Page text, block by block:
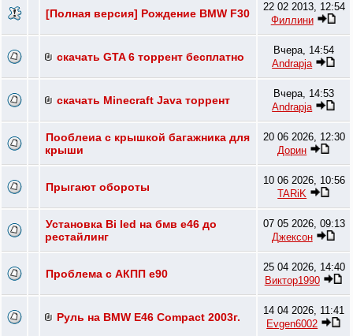
[Полная версия] Рождение BMW F30
22 02 2013, 12:54
Филлини
скачать GTA 6 торрент бесплатно
Вчера, 14:54
Andrapja
скачать Minecraft Java торрент
Вчера, 14:53
Andrapja
Пооблеиа с крышкой багажника для
крыши
20 06 2026, 12:30
Дорин
Прыгают обороты
10 06 2026, 10:56
TARiK
Установка Bi led на бмв е46 до
рестайлинг
07 05 2026, 09:13
Джексон
Проблема с АКПП e90
25 04 2026, 14:40
Виктор1990
Руль на BMW E46 Compact 2003г.
14 04 2026, 11:41
Evgen6002